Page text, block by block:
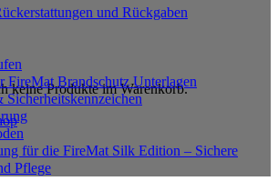
keine Produkte im Warenkorb.
und Rückgaben
FireMat Brandschutz Unterlagen
Sicherheitskennzeichen
für die FireMat Silk Edition – Sichere
Pflege